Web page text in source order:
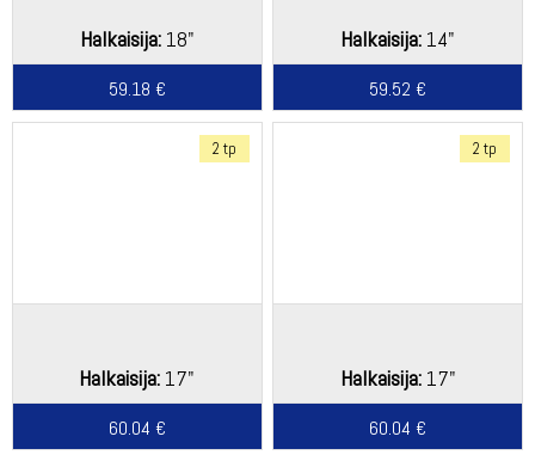
Halkaisija:18"
59.18 €
Halkaisija: 14"
59.52 €
2 tp
Halkaisija: 17"
60.04 €
2 tp
Halkaisija:17"
60.04 €